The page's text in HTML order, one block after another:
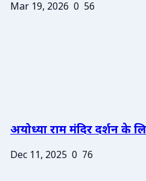
Mar 19, 2026 0 56
अयोध्या राम मंदिर दर्शन के
Dec 11, 2025 0 76